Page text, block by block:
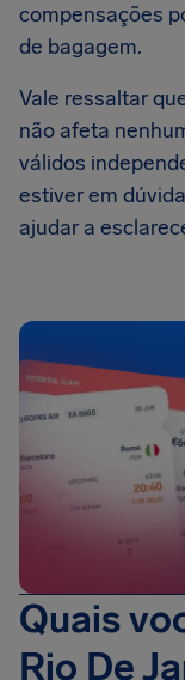
compensações
de bagagem.
Vale ressaltar
não afeta
válidos
estiver em
ajudar a
Quais
Rio De